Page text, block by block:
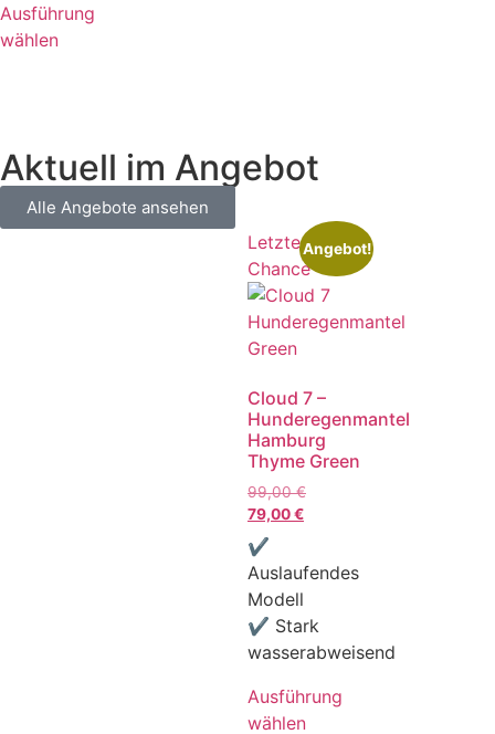
Ausführung
wählen
Aktuell im Angebot
Alle Angebote ansehen
Letzte
Chance
Angebot!
Cloud 7 –
Hunderegenmantel
Hamburg
Thyme Green
99,00€
79,00€
✔
Auslaufendes
Modell
✔ Stark
wasserabweisend
Ausführung
wählen